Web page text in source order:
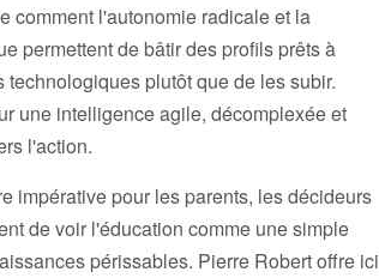
comment l'autonomie radicale et la
permettent de bâtir des profils prêts à
technologiques plutôt que de les subir.
une intelligence agile, décomplexée et
l'action.
impérative pour les parents, les décideurs
de voir l'éducation comme une simple
périssables. Pierre Robert offre ici